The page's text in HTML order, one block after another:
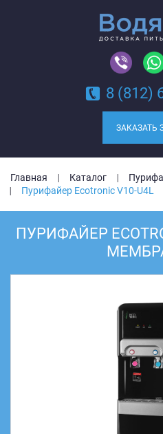
8 (812)
ЗАКАЗАТЬ
Главная Каталог
Пурифайер Ecotronic V10-U4L
ПУРИФАЙЕР